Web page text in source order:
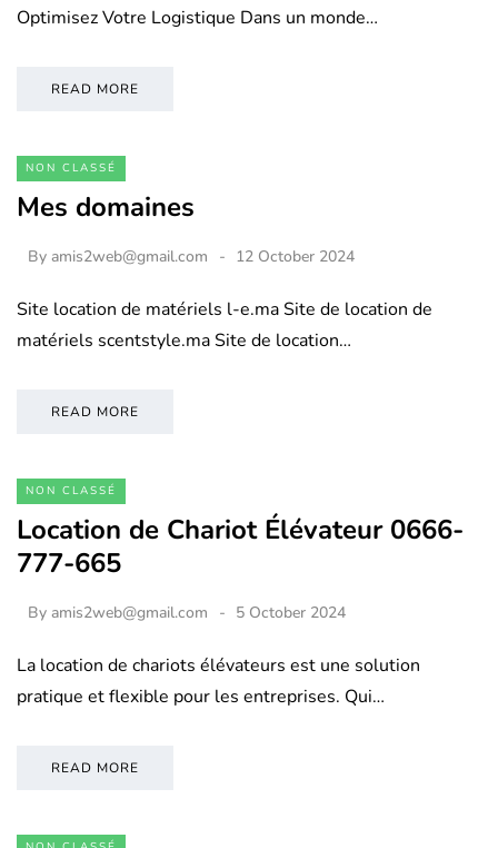
Optimisez Votre Logistique Dans un monde…
READ MORE
NON CLASSÉ
Mes domaines
By amis2web@gmail.com 12 October 2024
Site location de matériels l-e.ma Site de location de
matériels scentstyle.ma Site de location…
READ MORE
NON CLASSÉ
Location de Chariot Élévateur 0666-
777-665
By amis2web@gmail.com 5 October 2024
La location de chariots élévateurs est une solution
pratique et flexible pour les entreprises. Qui…
READ MORE